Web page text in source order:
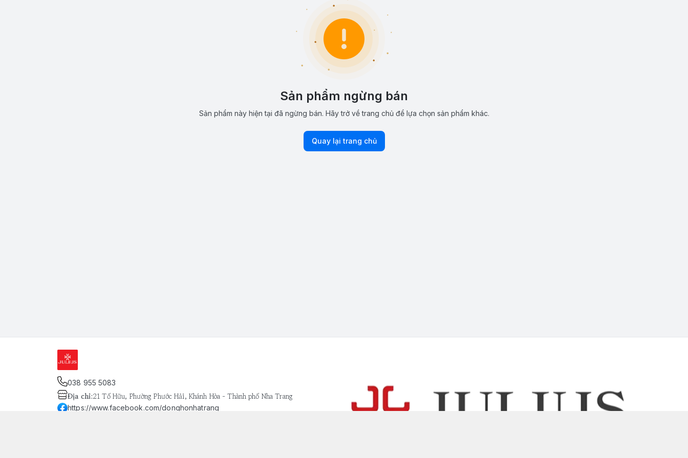
Sản phẩm ngừng bán
Sản phẩm này hiện tại đã ngừng bán. Hãy trở về trang chủ để lựa chọn sản phẩm khác.
Quay lại trang chủ
038 955 5083
Địa chỉ:21 Tố Hữu, Phường Phước Hải, Khánh Hòa - Thành phố Nha Trang
https://www.facebook.com/donghonhatrang